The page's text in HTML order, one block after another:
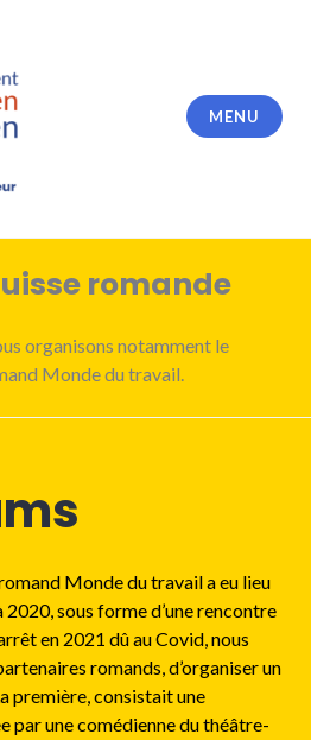
MENU
romande
organisons notamment le
Monde du travail.
Monde du travail a eu lieu
2020, sous forme d’une rencontre
en 2021 dû au Covid, nous
romands, d’organiser un
première, consistait une
par une comédienne du théâtre-